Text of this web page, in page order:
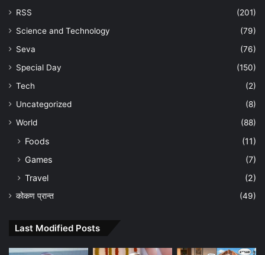
RSS
(201)
Science and Technology
(79)
Seva
(76)
Special Day
(150)
Tech
(2)
Uncategorized
(8)
World
(88)
Foods
(11)
Games
(7)
Travel
(2)
कोकण प्रान्त (49)
Last Modified Posts